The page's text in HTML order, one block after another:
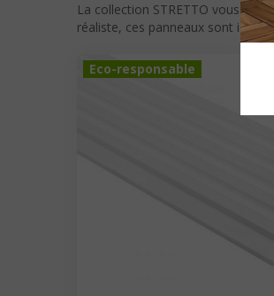
La collection STRETTO vous
réaliste, ces panneaux sont
Eco-responsable